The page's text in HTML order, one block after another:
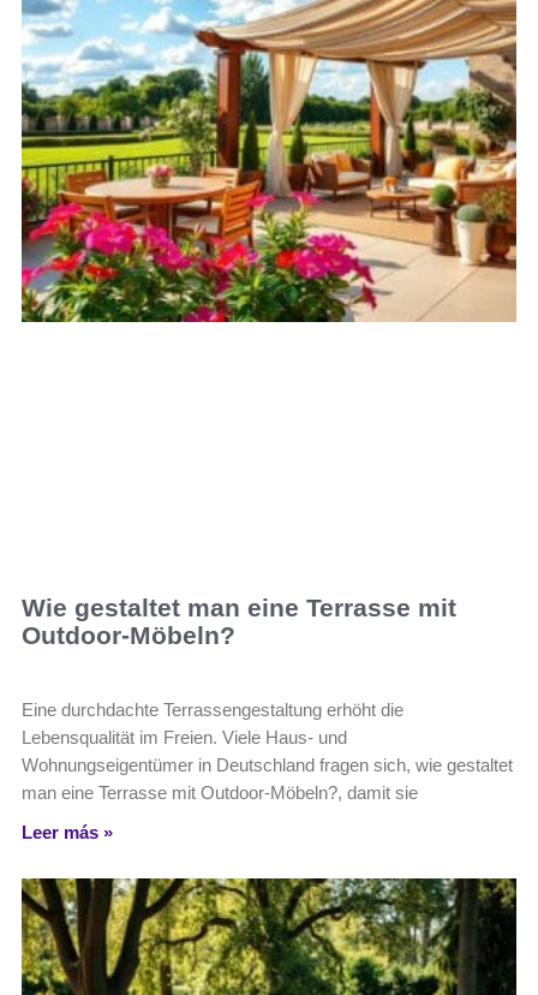
Wie gestaltet man eine Terrasse mit
Outdoor-Möbeln?
Eine durchdachte Terrassengestaltung erhöht die
Lebensqualität im Freien. Viele Haus- und
Wohnungseigentümer in Deutschland fragen sich, wie gestaltet
man eine Terrasse mit Outdoor-Möbeln?, damit sie
Leer más »